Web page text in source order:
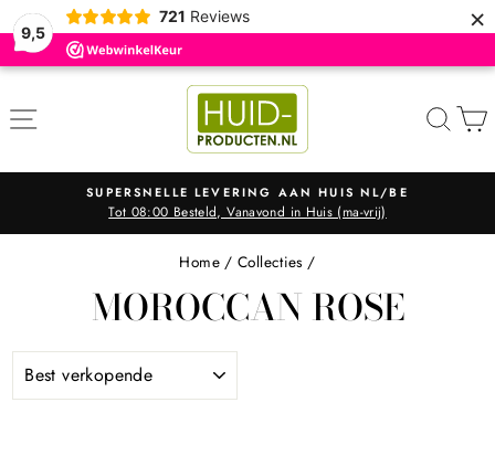
9,5
721 Reviews ×
Diavoorstelling
SUPERSNELLE LEVERING AAN HUIS NL/BE
Tot 08:00 Besteld, Vanavond in Huis (ma-vrij)
Home / Collecties /
MOROCCAN ROSE